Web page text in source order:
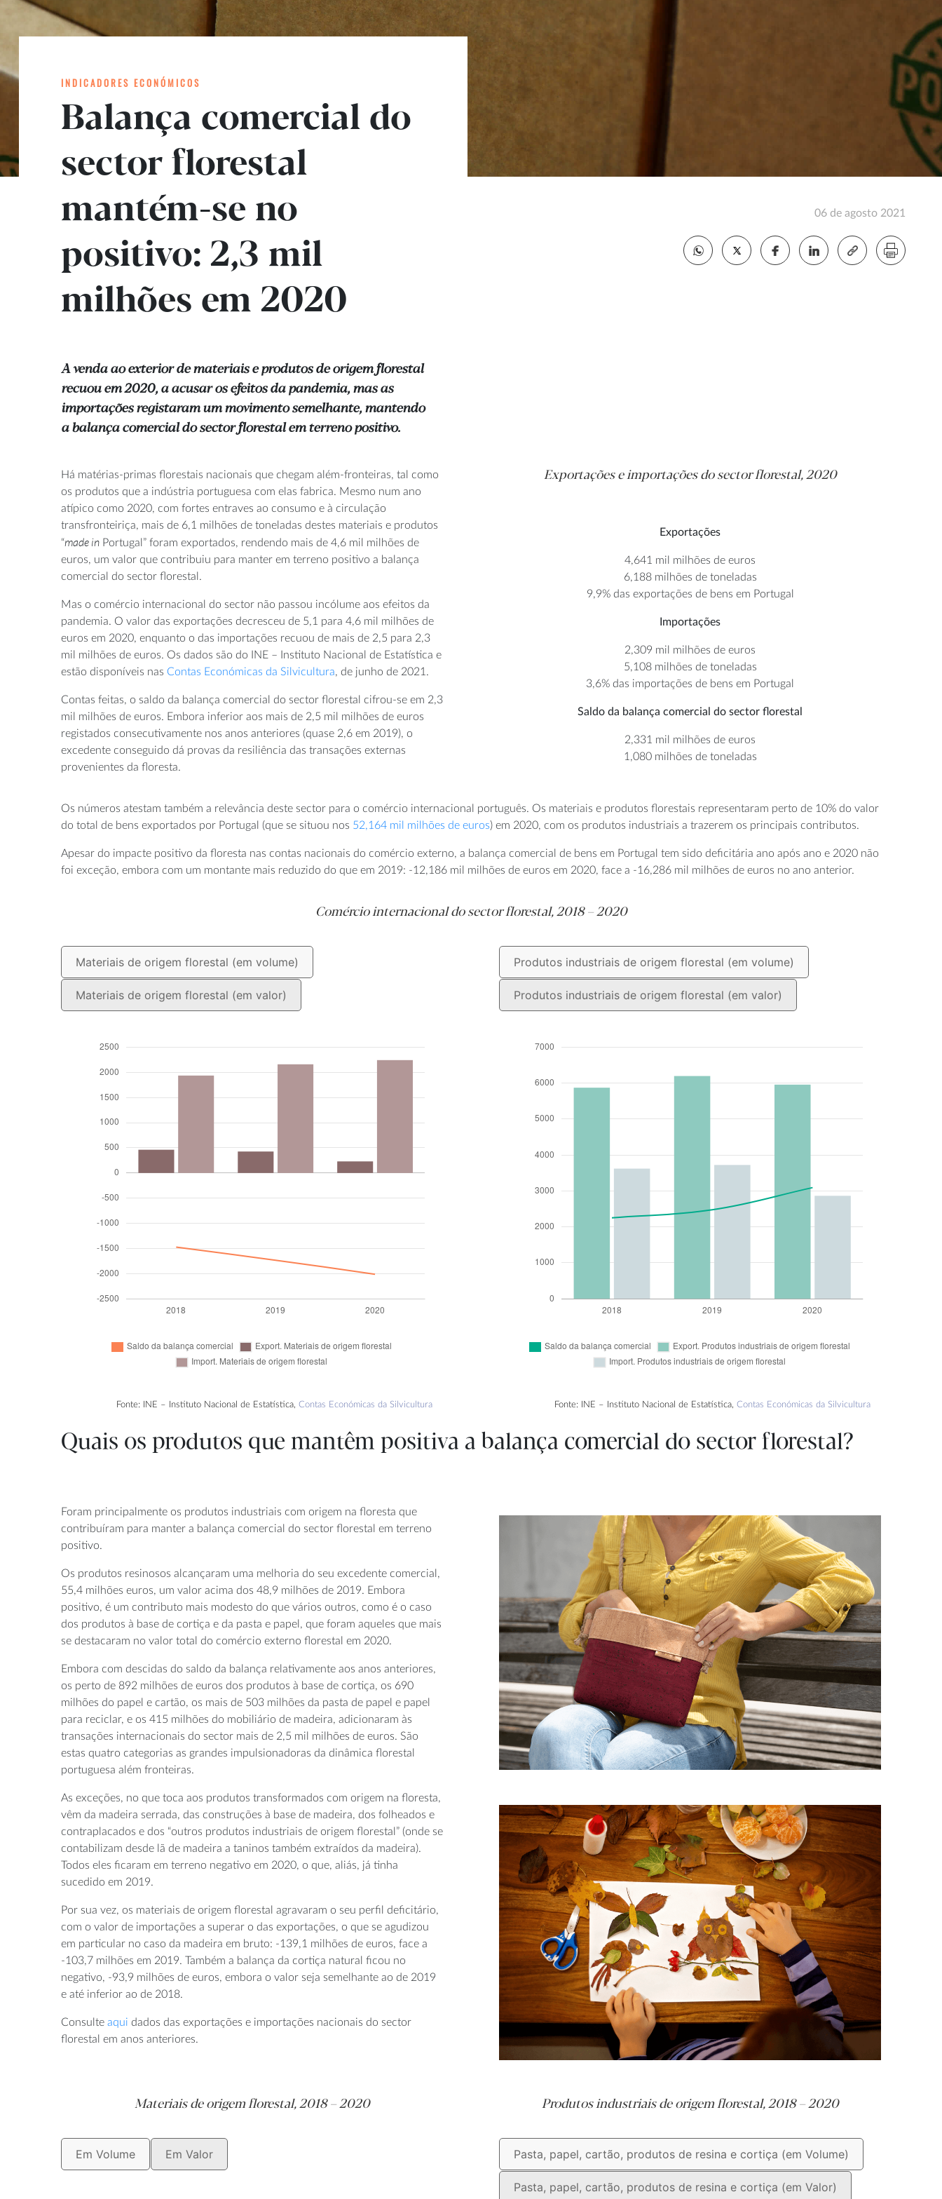
INDICADORES ECONÓMICOS
Balança comercial do
sector florestal
mantém-se no
positivo: 2,3 mil
milhões em 2020
A venda ao exterior de materiais e produtos de origem florestal
recuou em 2020, a acusar os efeitos da pandemia, mas as
importações registaram um movimento semelhante, mantendo
a balança comercial do sector florestal em terreno positivo.
06 de agosto 2021
Há matérias-primas florestais nacionais que chegam além-fronteiras, tal como
os produtos que a indústria portuguesa com elas fabrica. Mesmo num ano
atípico como 2020, com fortes entraves ao consumo e à circulação
transfronteiriça, mais de 6,1 milhões de toneladas destes materiais e produtos
“made in Portugal” foram exportados, rendendo mais de 4,6 mil milhões de
euros, um valor que contribuiu para manter em terreno positivo a balança
comercial do sector florestal.
Mas o comércio internacional do sector não passou incólume aos efeitos da
pandemia. O valor das exportações decresceu de 5,1 para 4,6 mil milhões de
euros em 2020, enquanto o das importações recuou de mais de 2,5 para 2,3
mil milhões de euros. Os dados são do INE – Instituto Nacional de Estatística e
estão disponíveis nas Contas Económicas da Silvicultura, de junho de 2021.
Contas feitas, o saldo da balança comercial do sector florestal cifrou-se em 2,3
mil milhões de euros. Embora inferior aos mais de 2,5 mil milhões de euros
registados consecutivamente nos anos anteriores (quase 2,6 em 2019), o
excedente conseguido dá provas da resiliência das transações externas
provenientes da floresta.
Exportações e importações do sector florestal, 2020
Exportações
4,641 mil milhões de euros
6,188 milhões de toneladas
9,9% das exportações de bens em Portugal
Importações
2,309 mil milhões de euros
5,108 milhões de toneladas
3,6% das importações de bens em Portugal
Saldo da balança comercial do sector florestal
2,331 mil milhões de euros
1,080 milhões de toneladas
Os números atestam também a relevância deste sector para o comércio internacional português. Os materiais e produtos florestais representaram perto de 10% do valor
do total de bens exportados por Portugal (que se situou nos 52,164 mil milhões de euros) em 2020, com os produtos industriais a trazerem os principais contributos.
Apesar do impacte positivo da floresta nas contas nacionais do comércio externo, a balança comercial de bens em Portugal tem sido deficitária ano após ano e 2020 não
foi exceção, embora com um montante mais reduzido do que em 2019: -12,186 mil milhões de euros em 2020, face a -16,286 mil milhões de euros no ano anterior.
Comércio internacional do sector florestal, 2018 – 2020
Materiais de origem florestal (em volume)
Materiais de origem florestal (em valor)
Fonte: INE – Instituto Nacional de Estatística, Contas Económicas da Silvicultura
Produtos industriais de origem florestal (em volume)
Produtos industriais de origem florestal (em valor)
Fonte: INE – Instituto Nacional de Estatística, Contas Económicas da Silvicultura
Quais os produtos que mantêm positiva a balança comercial do sector florestal?
Foram principalmente os produtos industriais com origem na floresta que
contribuíram para manter a balança comercial do sector florestal em terreno
positivo.
Os produtos resinosos alcançaram uma melhoria do seu excedente comercial,
55,4 milhões euros, um valor acima dos 48,9 milhões de 2019. Embora
positivo, é um contributo mais modesto do que vários outros, como é o caso
dos produtos à base de cortiça e da pasta e papel, que foram aqueles que mais
se destacaram no valor total do comércio externo florestal em 2020.
Embora com descidas do saldo da balança relativamente aos anos anteriores,
os perto de 892 milhões de euros dos produtos à base de cortiça, os 690
milhões do papel e cartão, os mais de 503 milhões da pasta de papel e papel
para reciclar, e os 415 milhões do mobiliário de madeira, adicionaram às
transações internacionais do sector mais de 2,5 mil milhões de euros. São
estas quatro categorias as grandes impulsionadoras da dinâmica florestal
portuguesa além fronteiras.
As exceções, no que toca aos produtos transformados com origem na floresta,
vêm da madeira serrada, das construções à base de madeira, dos folheados e
contraplacados e dos “outros produtos industriais de origem florestal” (onde se
contabilizam desde lã de madeira a taninos também extraídos da madeira).
Todos eles ficaram em terreno negativo em 2020, o que, aliás, já tinha
sucedido em 2019.
Por sua vez, os materiais de origem florestal agravaram o seu perfil deficitário,
com o valor de importações a superar o das exportações, o que se agudizou
em particular no caso da madeira em bruto: -139,1 milhões de euros, face a
-103,7 milhões em 2019. Também a balança da cortiça natural ficou no
negativo, -93,9 milhões de euros, embora o valor seja semelhante ao de 2019
e até inferior ao de 2018.
Consulte aqui dados das exportações e importações nacionais do sector
florestal em anos anteriores.
Materiais de origem florestal, 2018 – 2020
Em Volume Em Valor
Produtos industriais de origem florestal, 2018 – 2020
Pasta, papel, cartão, produtos de resina e cortiça (em Volume)
Pasta, papel, cartão, produtos de resina e cortiça (em Valor)